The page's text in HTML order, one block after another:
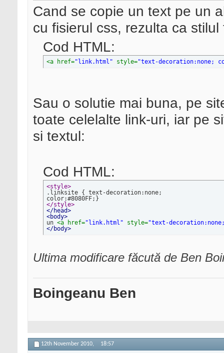
Cand se copie un text pe un
cu fisierul css, rezulta ca
Cod HTML:
<a href="link.html" style="text-decoration:none;
Sau o solutie mai buna, pe
toate celelalte link-uri, iar pe
si textul:
Cod HTML:
<style>
</style>
</head>
<body>
un <a href="link.html" style="text-
</body>
Ultima modificare făcută de Ben
Boingeanu Ben
12th November 2010, 18:57